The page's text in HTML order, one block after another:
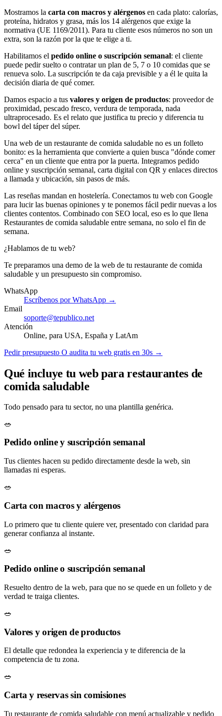
Mostramos la carta con macros y alérgenos en cada plato: calorías,
proteína, hidratos y grasa, más los 14 alérgenos que exige la
normativa (UE 1169/2011). Para tu cliente esos números no son un
extra, son la razón por la que te elige a ti.
Habilitamos el pedido online o suscripción semanal: el cliente
puede pedir suelto o contratar un plan de 5, 7 o 10 comidas que se
renueva solo. La suscripción te da caja previsible y a él le quita la
decisión diaria de qué comer.
Damos espacio a tus valores y origen de productos: proveedor de
proximidad, pescado fresco, verdura de temporada, nada
ultraprocesado. Es el relato que justifica tu precio y diferencia tu
bowl del táper del súper.
Una web de un restaurante de comida saludable no es un folleto
bonito: es la herramienta que convierte a quien busca "dónde comer
cerca" en un cliente que entra por la puerta. Integramos pedido
online y suscripción semanal, carta digital con QR y enlaces directos
a llamada y ubicación, sin pasos de más.
Las reseñas mandan en hostelería. Conectamos tu web con Google
para lucir las buenas opiniones y te ponemos fácil pedir nuevas a los
clientes contentos. Combinado con SEO local, eso es lo que llena
Restaurantes de comida saludable entre semana, no solo el fin de
semana.
¿Hablamos de tu web?
Te preparamos una demo de la web de tu restaurante de comida
saludable y un presupuesto sin compromiso.
WhatsApp
Escríbenos por WhatsApp →
Email
soporte@tepublico.net
Atención
Online, para USA, España y LatAm
Pedir presupuesto O audita tu web gratis en 30s →
Qué incluye tu web para restaurantes de
comida saludable
Todo pensado para tu sector, no una plantilla genérica.
🥗
Pedido online y suscripción semanal
Tus clientes hacen su pedido directamente desde la web, sin
llamadas ni esperas.
🥗
Carta con macros y alérgenos
Lo primero que tu cliente quiere ver, presentado con claridad para
generar confianza al instante.
🥗
Pedido online o suscripción semanal
Resuelto dentro de la web, para que no se quede en un folleto y de
verdad te traiga clientes.
🥗
Valores y origen de productos
El detalle que redondea la experiencia y te diferencia de la
competencia de tu zona.
🥗
Carta y reservas sin comisiones
Tu restaurante de comida saludable con menú actualizable y pedido